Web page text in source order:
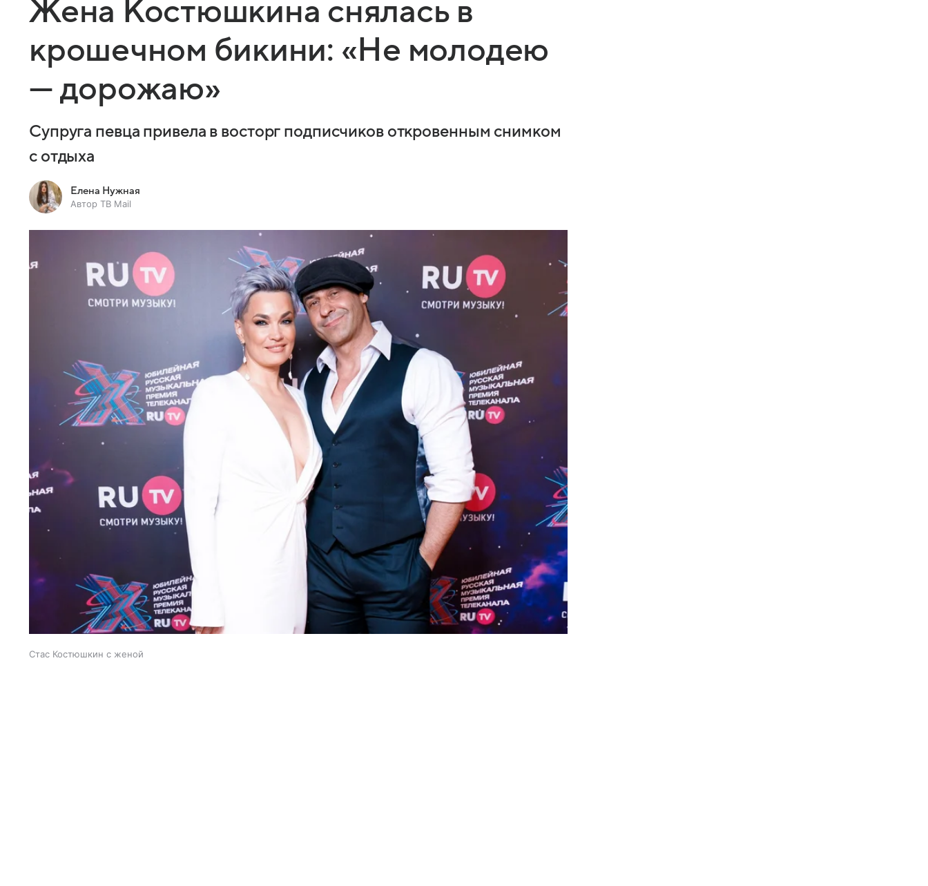
Жена Костюшкина снялась в
крошечном бикини: «Не молодею
— дорожаю»
Супруга певца привела в восторг подписчиков откровенным снимком
с отдыха
Елена Нужная
Автор ТВ Mail
Стас Костюшкин с женой